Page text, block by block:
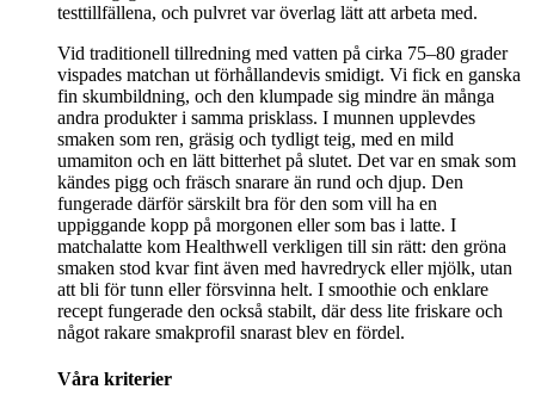
testtillfällena, och pulvret var överlag lätt att arbeta med.
Vid traditionell tillredning med vatten på cirka 75–80 grader
vispades matchan ut förhållandevis smidigt. Vi fick en ganska
fin skumbildning, och den klumpade sig mindre än många
andra produkter i samma prisklass. I munnen upplevdes
smaken som ren, gräsig och tydligt teig, med en mild
umamiton och en lätt bitterhet på slutet. Det var en smak som
kändes pigg och fräsch snarare än rund och djup. Den
fungerade därför särskilt bra för den som vill ha en
uppiggande kopp på morgonen eller som bas i latte. I
matchalatte kom Healthwell verkligen till sin rätt: den gröna
smaken stod kvar fint även med havredryck eller mjölk, utan
att bli för tunn eller försvinna helt. I smoothie och enklare
recept fungerade den också stabilt, där dess lite friskare och
något rakare smakprofil snarast blev en fördel.
Våra kriterier